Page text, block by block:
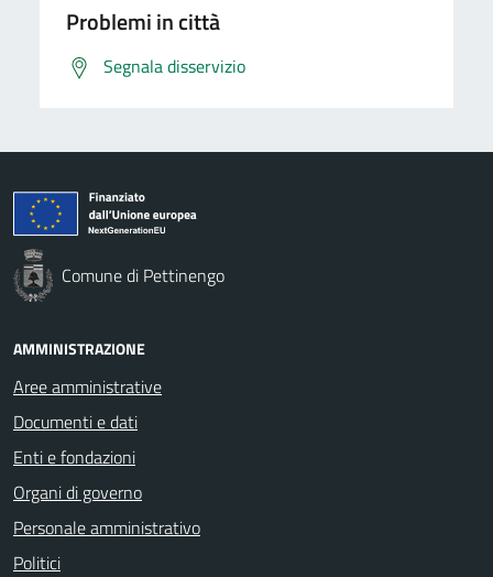
Problemi in città
Segnala disservizio
Comune di Pettinengo
AMMINISTRAZIONE
Aree amministrative
Documenti e dati
Enti e fondazioni
Organi di governo
Personale amministrativo
Politici